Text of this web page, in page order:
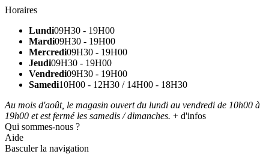
Horaires
Lundi09H30 - 19H00
Mardi09H30 - 19H00
Mercredi09H30 - 19H00
Jeudi09H30 - 19H00
Vendredi09H30 - 19H00
Samedi10H00 - 12H30 / 14H00 - 18H30
Au mois d'août, le magasin ouvert du lundi au vendredi de 10h00 à
19h00 et est fermé les samedis / dimanches. + d'infos
Qui sommes-nous ?
Aide
Basculer la navigation